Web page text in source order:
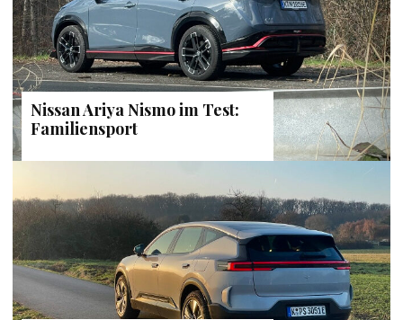
Nissan Ariya Nismo im Test:
Familiensport